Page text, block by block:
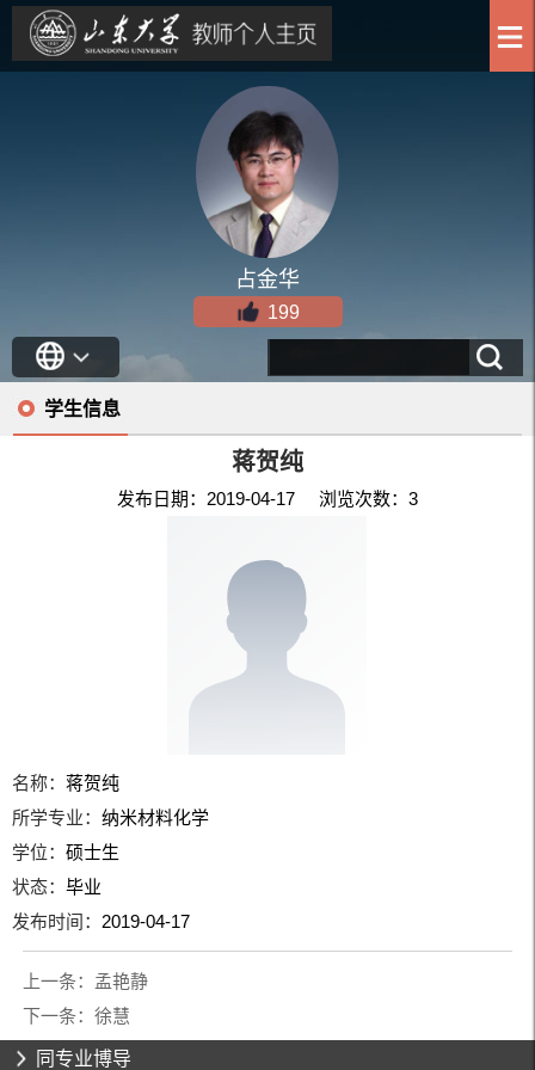
占金华
199
学生信息
蒋贺纯
发布日期：2019-04-17 浏览次数： 3
名称：蒋贺纯
所学专业：纳米材料化学
学位：硕士生
状态：毕业
发布时间： 2019-04-17
上一条： 孟艳静
下一条： 徐慧
同专业博导